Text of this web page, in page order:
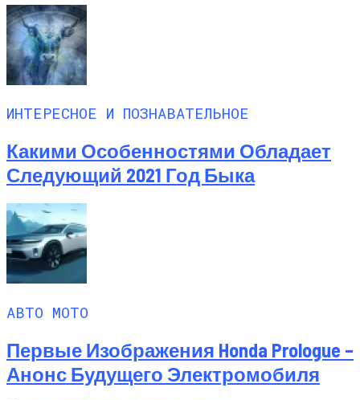
ИНТЕРЕСНОЕ И ПОЗНАВАТЕЛЬНОЕ
Какими Особенностями Обладает
Следующий 2021 Год Быка
АВТО МОТО
Первые Изображения Honda Prologue –
Анонс Будущего Электромобиля